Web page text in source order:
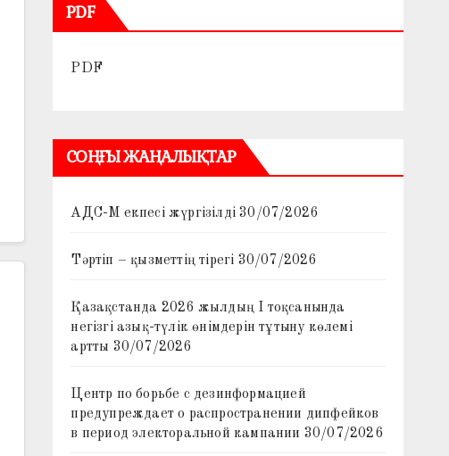
PDF
PDF
СОҢҒЫ ЖАҢАЛЫҚТАР
АДС-М екпесі жүргізілді 30/07/2026
Тәртіп – қызметтің тірегі 30/07/2026
Қазақстанда 2026 жылдың I тоқсанында
негізгі азық-түлік өнімдерін тұтыну көлемі
артты 30/07/2026
Центр по борьбе с дезинформацией
предупреждает о распространении дипфейков
в период электоральной кампании 30/07/2026